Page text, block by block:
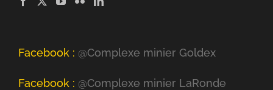
Facebook : @Complexe minier Goldex
Facebook : @Complexe minier LaRonde